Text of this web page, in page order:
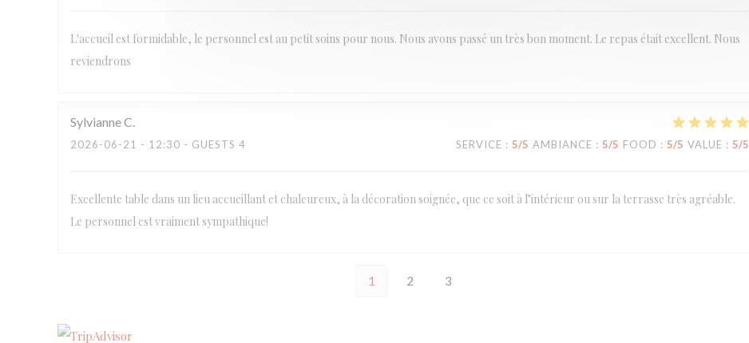
L'accueil est formidable, le personnel est au petit soins pour nous. Nous avons passé un très bon moment. Le repas était excellent. Nous
reviendrons
SylvianneC
2026-06-21 - 12:30 - GUESTS 4 SERVICE : 5/5 AMBIANCE : 5/5 FOOD : 5/5 VALUE : 5/5
Excellente table dans un lieu accueillant et chaleureux, à la décoration soignée, que ce soit à l’intérieur ou sur la terrasse très agréable.
Le personnel est vraiment sympathique!
1 2 3